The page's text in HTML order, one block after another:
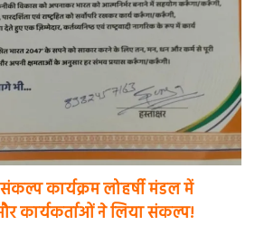
कार्यक्रम लोहर्षी मंडल में
कार्यकर्ताओं ने लिया संकल्प!